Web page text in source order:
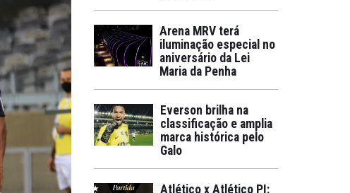
Arena MRV terá
iluminação especial no
aniversário da Lei
Maria da Penha
Everson brilha na
classificação e amplia
marca histórica pelo
Galo
Atlético x Atlético PI: